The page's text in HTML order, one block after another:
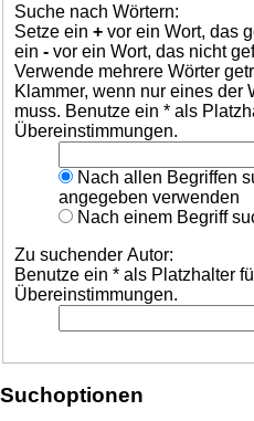
Suche nach Wörtern:
Setze ein + vor ein Wort, das
ein - vor ein Wort, das nicht
Verwende mehrere Wörter
Klammer, wenn nur eines der
muss. Benutze ein * als
Übereinstimmungen.
Nach allen Begriffen
angegeben verwenden
Nach einem Begriff
Zu suchender Autor:
Benutze ein * als Platzhalter
Übereinstimmungen.
Suchoptionen